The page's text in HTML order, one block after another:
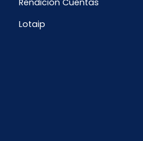
Rendición Cuentas
Lotaip